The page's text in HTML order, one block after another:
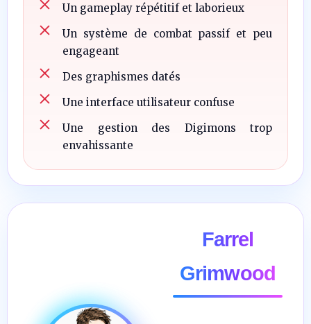
Un gameplay répétitif et laborieux
Un système de combat passif et peu
engageant
Des graphismes datés
Une interface utilisateur confuse
Une gestion des Digimons trop
envahissante
Farrel
Grimwood